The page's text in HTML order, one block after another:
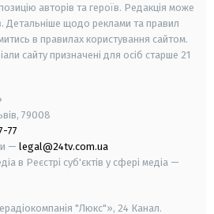
авторів та героїв. Редакція може
Детальніше щодо реклами та правил
в правилах користування сайтом.
сайту призначені для осіб старше 21
79008
77
— legal@24tv.com.ua
в Реєстрі суб'єктів у сфері медіа —
"Люкс"», 24 Канал.